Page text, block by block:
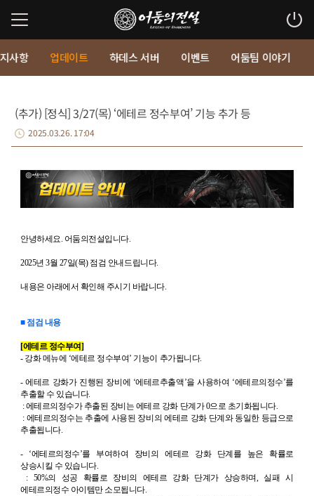
사항 업데이트 하데스 서버 이벤트 어둠팀 이야기
(추가) [정식] 3/27(목) ‘에테르 정수부여’ 기능 추가 등
2025.03.26. 17:04
안녕하세요. 어둠의전설입니다.
2025년 3월 27일(목) 점검 안내드립니다.
내용은 아래에서 확인해 주시기 바랍니다.
■ 점검 내용
[에테르 정수부여]
- 강화 메뉴에 ‘에테르 정수부여’ 기능이 추가됩니다.
-에테르 강화가 진행된 장비에 ‘에테르추출액’을 사용하여 ‘에테르의정수’를
추출할 수 있습니다.
:에테르의정수가 추출된 장비는 에테르 강화 단계가0으로 초기화됩니다.
: 에테르의정수는 추출에 사용된 장비의 에테르 강화 단계와 동일한 등급으로
추출됩니다.
- ‘에테르의정수’를 부여하여 장비의 에테르 강화 단계를 높은 확률로
상승시킬 수 있습니다.
: 50%의 성공 확률로 장비의 에테르 강화 단계가 상승하며, 실패 시
에테르의정수 아이템만 소모됩니다.